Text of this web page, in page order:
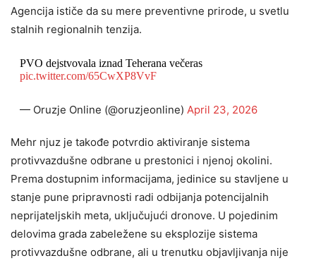
Agencija ističe da su mere preventivne prirode, u svetlu
stalnih regionalnih tenzija.
PVO dejstvovala iznad Teherana večeras
pic.twitter.com/65CwXP8VvF
— Oruzje Online (@oruzjeonline) April 23, 2026
Mehr njuz je takođe potvrdio aktiviranje sistema
protivvazdušne odbrane u prestonici i njenoj okolini.
Prema dostupnim informacijama, jedinice su stavljene u
stanje pune pripravnosti radi odbijanja potencijalnih
neprijateljskih meta, uključujući dronove. U pojedinim
delovima grada zabeležene su eksplozije sistema
protivvazdušne odbrane, ali u trenutku objavljivanja nije